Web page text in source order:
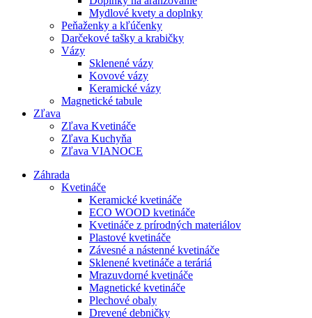
Mydlové kvety a doplnky
Peňaženky a kľúčenky
Darčekové tašky a krabičky
Vázy
Sklenené vázy
Kovové vázy
Keramické vázy
Magnetické tabule
Zľava
Zľava Kvetináče
Zľava Kuchyňa
Zľava VIANOCE
Záhrada
Kvetináče
Keramické kvetináče
ECO WOOD kvetináče
Kvetináče z prírodných materiálov
Plastové kvetináče
Závesné a nástenné kvetináče
Sklenené kvetináče a teráriá
Mrazuvdorné kvetináče
Magnetické kvetináče
Plechové obaly
Drevené debničky